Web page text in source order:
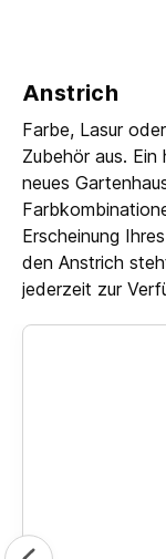
Anstrich
Farbe, Lasur
Zubehör aus.
neues
Erscheinung
den Anstrich
jederzeit zur